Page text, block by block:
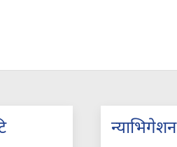
न्याभिगेशन